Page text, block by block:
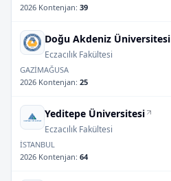
2026 Kontenjan: 39
Doğu Akdeniz Üniversitesi
Eczacılık Fakültesi
GAZİMAĞUSA
2026 Kontenjan: 25
Yeditepe Üniversitesi
Eczacılık Fakültesi
İSTANBUL
2026 Kontenjan: 64